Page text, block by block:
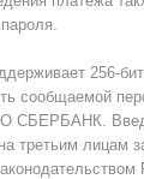
256-
сообщаемой
СБЕРБАНК.
третьим лицам